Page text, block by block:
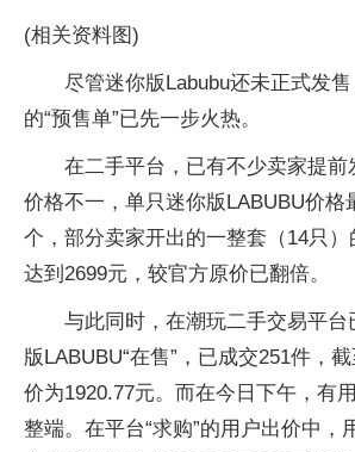
(相关资料图)
尽管迷你版Labubu还未正式发
的“预售单”已先一步火热。
在二手平台，已有不少卖家提前
价格不一，单只迷你版LABUBU价格
个，部分卖家开出的一整套（14只
达到2699元，较官方原价已翻倍。
与此同时，在潮玩二手交易平台
版LABUBU“在售”，已成交251件，
价为1920.77元。而在今日下午，有
整端。在平台“求购”的用户出价中，